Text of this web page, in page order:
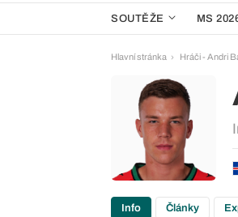
SOUTĚŽE MS
Hlavní stránka Hráči - Andri
Info Články